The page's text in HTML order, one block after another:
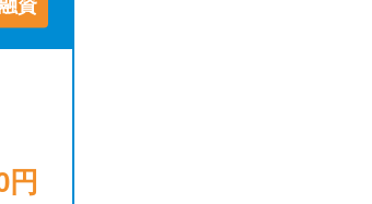
済方法はどれ？
ミを分析
カードローンの問い合わせ先とシー
わせ方法
資